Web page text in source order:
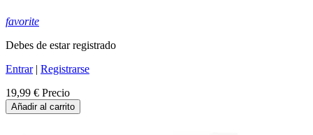
favorite
Debes de estar registrado
Entrar| Registrarse
19,99 € Precio
Añadir al carrito